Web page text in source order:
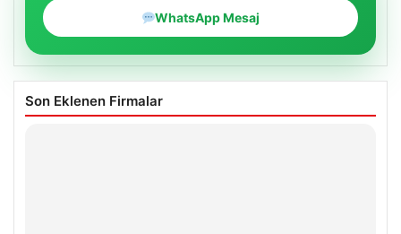
WhatsApp Mesaj
Son Eklenen Firmalar